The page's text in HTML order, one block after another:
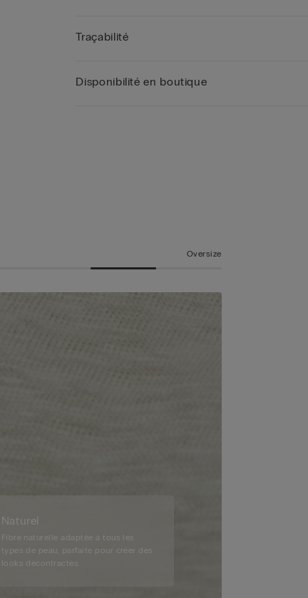
Traçabilité
Disponibilité en boutique
Oversize
Naturel
Fibre naturelle adaptée à tous les
types de peau, parfaite pour créer des
looks décontractés.